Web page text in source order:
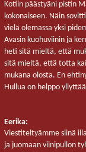
Kotiin päästyäni pistin
kokonaiseen. Näin
vielä olemassa yksi
Avasin kuohuviinin ja
heti sitä mieltä, että
sitä mieltä, että totta
mukana olosta. En
Hullua on helppo
Eerika:
Viestiteltyämme siinä
ja juomaan viinipullon